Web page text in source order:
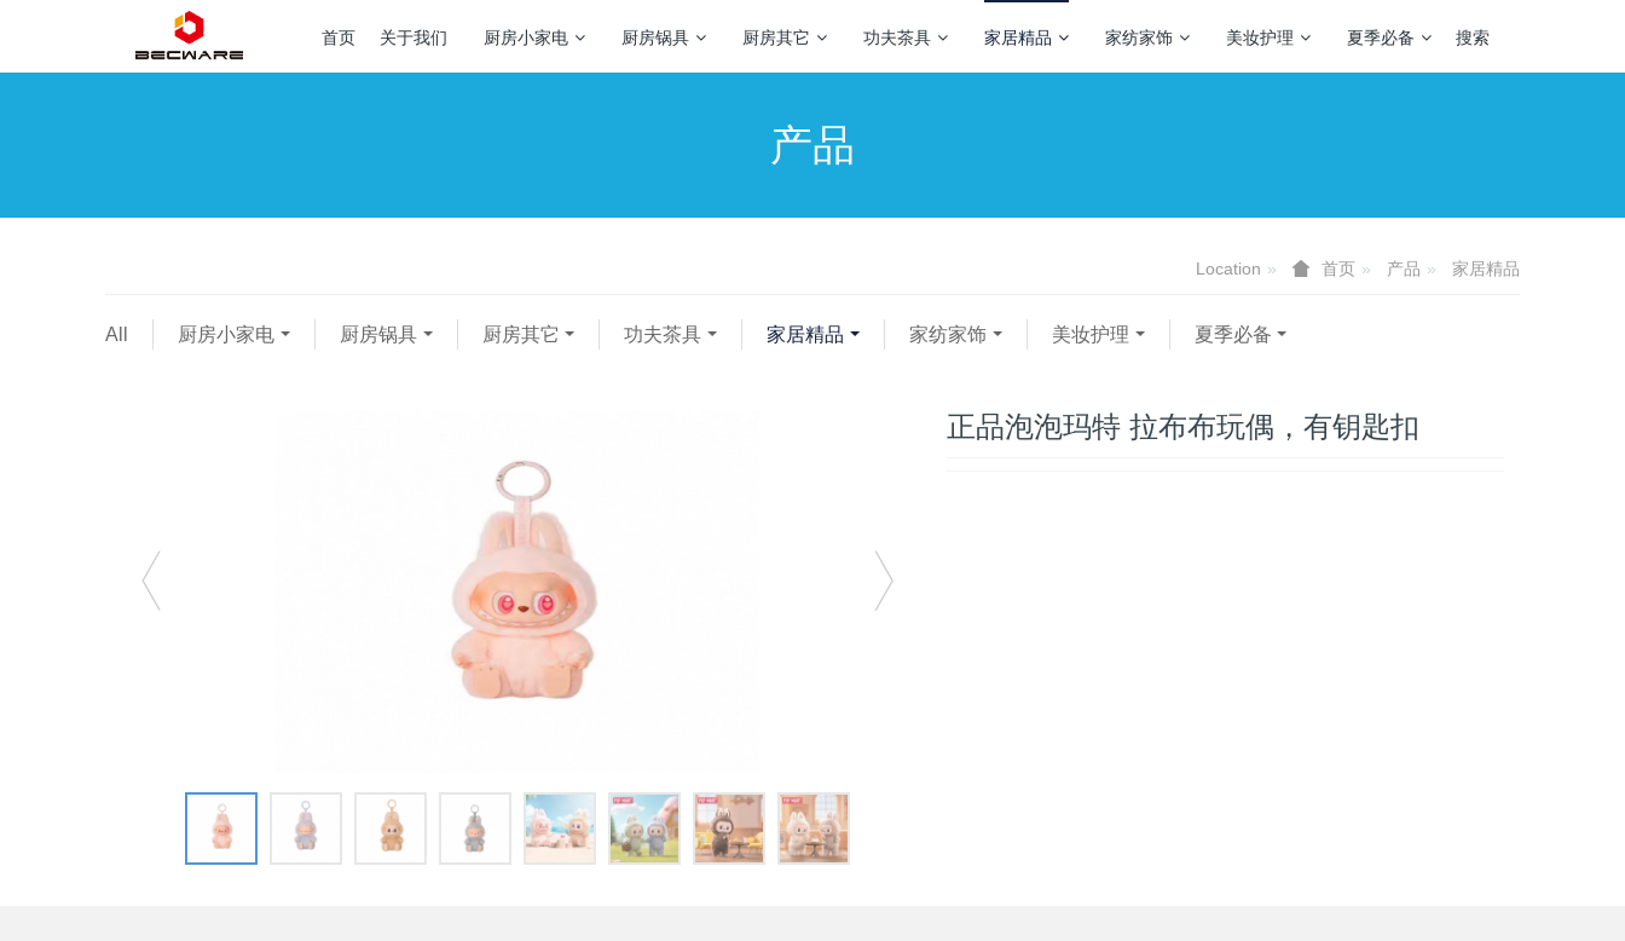
首页 关于我们 厨房小家电 厨房锅具 厨房其它 功夫茶具 家居精品 家纺家饰 美妆护理 夏季必备 搜索
产品
Location 首页 产品 家居精品
All 厨房小家电 厨房锅具 厨房其它 功夫茶具 家居精品 家纺家饰 美妆护理 夏季必备
正品泡泡玛特 拉布布玩偶，有钥匙扣